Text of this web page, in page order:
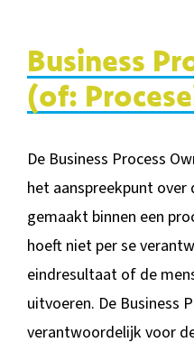
Business
(of:
De Business Process
het aanspreekpunt over
gemaakt binnen een
hoeft niet perse
eindresultaat of de
uitvoeren. De Business
verantwoordelijk voor